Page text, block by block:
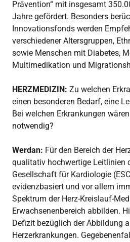
Prävention“ mit insgesamt
Jahre gefördert. Besonders
Innovationsfonds werden
verschiedener Altersgruppen,
sowie Menschen mit Diabetes,
Multimedikation und
HERZMEDIZIN: Zu welchen
einen besonderen Bedarf, eine
Bei welchen Erkrankungen
notwendig?
Werdan: Für den Bereich der
qualitativ hochwertige Leitlinien
Gesellschaft für Kardiologie
evidenzbasiert und vor allem
Spektrum der Herz-Kreislauf-
Erwachsenenbereich abbilden.
Defizit bezüglich der Abbildung
Herzerkrankungen.